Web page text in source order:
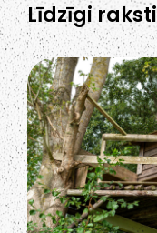
Līdzīgi raksti